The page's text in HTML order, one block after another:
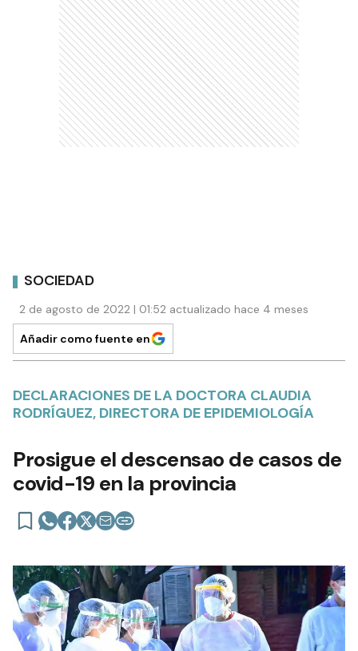
SOCIEDAD
2 de agosto de 2022 | 01:52 actualizado hace 4 meses
Añadir como fuente en
DECLARACIONES DE LA DOCTORA CLAUDIA
RODRÍGUEZ, DIRECTORA DE EPIDEMIOLOGÍA
Prosigue el descensao de casos de
covid-19 en la provincia